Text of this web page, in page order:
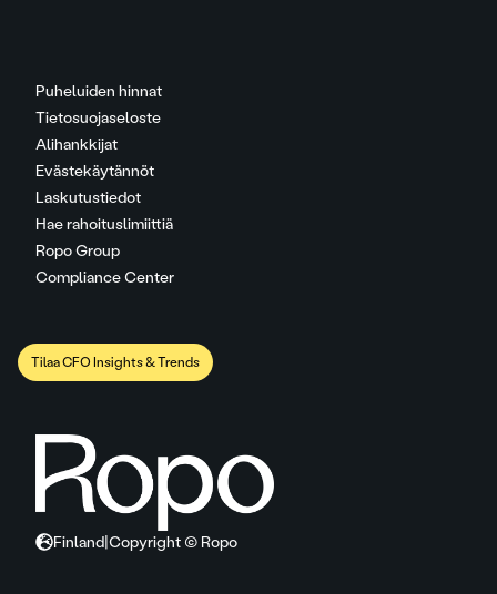
Puheluiden hinnat
Tietosuojaseloste
Alihankkijat
Evästekäytännöt
Laskutustiedot
Hae rahoituslimiittiä
Ropo Group
Compliance Center
Tilaa CFO Insights & Trends
Finland Copyright © Ropo